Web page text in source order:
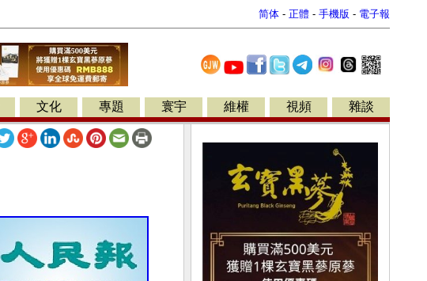
简体 - 正體 - 手機版 - 電子報
文化 專題 寰宇 維權 視頻 雜談